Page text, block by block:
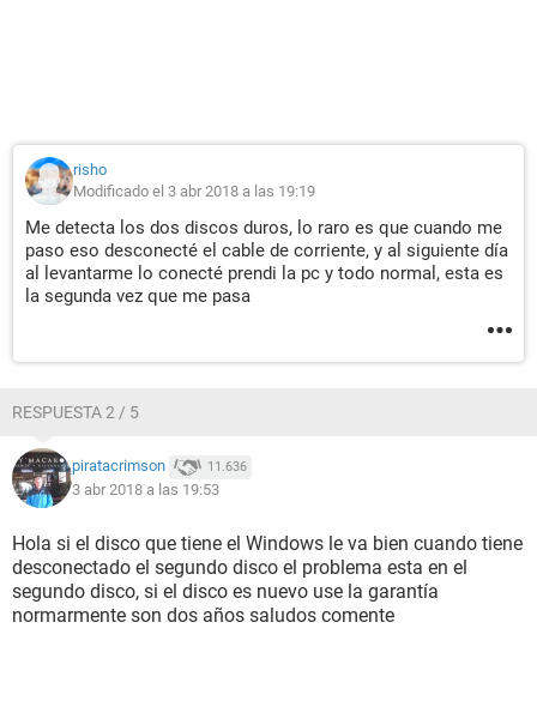
risho
Modificado el 3 abr 2018 a las 19:19
Me detecta los dos discos duros, lo raro es que cuando me
paso eso desconecté el cable de corriente, y al siguiente día
al levantarme lo conecté prendi la pc y todo normal, esta es
la segunda vez que me pasa
RESPUESTA 2 / 5
piratacrimson 11.636
3 abr 2018 a las 19:53
Hola si el disco que tiene el Windows le va bien cuando tiene
desconectado el segundo disco el problema esta en el
segundo disco, si el disco es nuevo use la garantía
normarmente son dos años saludos comente